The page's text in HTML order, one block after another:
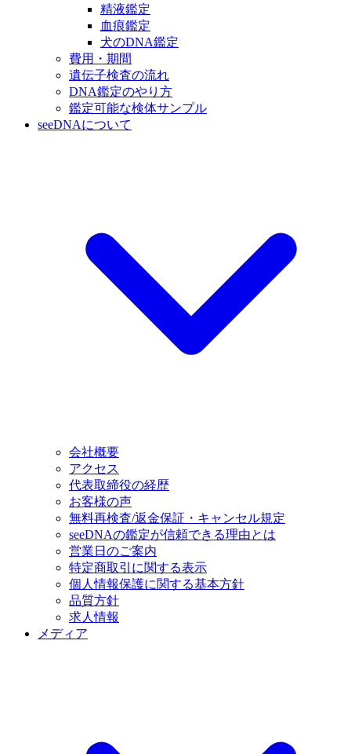
精液鑑定
血痕鑑定
犬のDNA鑑定
費用・期間
遺伝子検査の流れ
DNA鑑定のやり方
鑑定可能な検体サンプル
seeDNAについて
会社概要
アクセス
代表取締役の経歴
お客様の声
無料再検査/返金保証・キャンセル規定
seeDNAの鑑定が信頼できる理由とは
営業日のご案内
特定商取引に関する表示
個人情報保護に関する基本方針
品質方針
求人情報
メディア